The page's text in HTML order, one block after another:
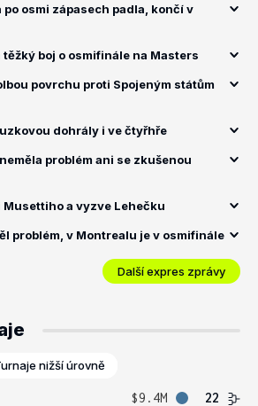
po osmi zápasech padla, končí v
těžký boj o osmifinále na Masters
povrchu proti Spojeným státům
dohrály i ve čtyřhře
problém ani se zkušenou
a vyzve Lehečku
problém, v Montrealu je v osmifinále
Další expres zprávy
nižší úrovně
$9.4M
22